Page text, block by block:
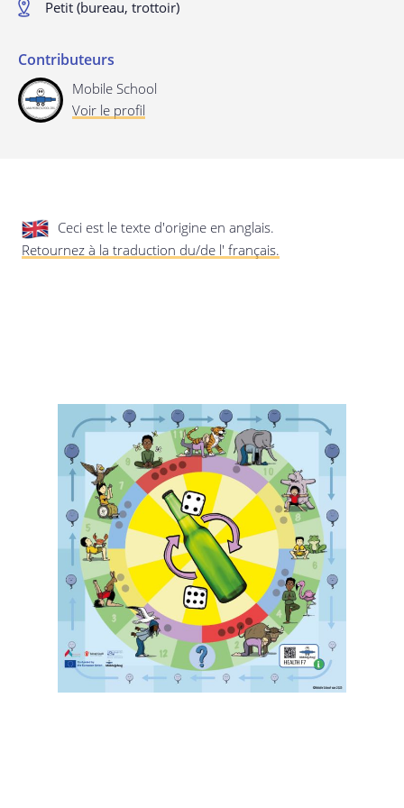
Petit (bureau, trottoir)
Contributeurs
Mobile School
Voir le profil
Ceci est le texte d'origine en anglais.
Retournez à la traduction du/de l' français.
Mise à jour de cette déclaration de
privée.
Dernière mise à jour: 24/08/2019
Enregistrer les préférences